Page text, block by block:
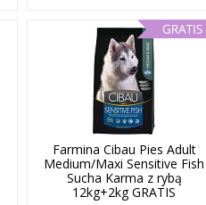
Farmina Cibau Pies Adult
Medium/Maxi Sensitive Fish
Sucha Karma z rybą
12kg+2kg GRATIS